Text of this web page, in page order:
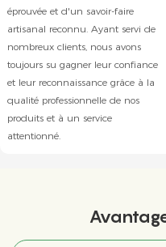
éprouvée et d'un savoir-faire
artisanal reconnu. Ayant servi de
nombreux clients, nous avons
toujours su gagner leur confiance
et leur reconnaissance grâce à la
qualité professionnelle de nos
produits et à un service
attentionné.